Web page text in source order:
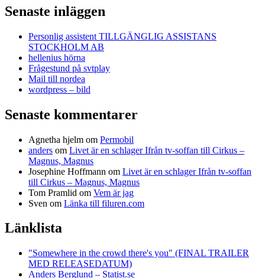
Senaste inläggen
Personlig assistent TILLGÄNGLIG ASSISTANS
STOCKHOLM AB
hellenius hörna
Frågestund på svtplay
Mail till nordea
wordpress – bild
Senaste kommentarer
Agnetha hjelm om Permobil
anders om Livet är en schlager Ifrån tv-soffan till Cirkus –
Magnus, Magnus
Josephine Hoffmann om Livet är en schlager Ifrån tv-soffan
till Cirkus – Magnus, Magnus
Tom Pramlid om Vem är jag
Sven om Länka till filuren.com
Länklista
"Somewhere in the crowd there's you" (FINAL TRAILER
MED RELEASEDATUM)
Anders Berglund – Statist.se